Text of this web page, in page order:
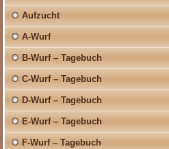
Aufzucht
A-Wurf
B-Wurf – Tagebuch
C-Wurf – Tagebuch
D-Wurf – Tagebuch
E-Wurf – Tagebuch
F-Wurf – Tagebuch